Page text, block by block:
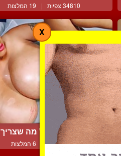
34810 צפיות | 19 המלצות
יש בה את כל מה שצריך
9500 צפיות | 6 המלצות
X